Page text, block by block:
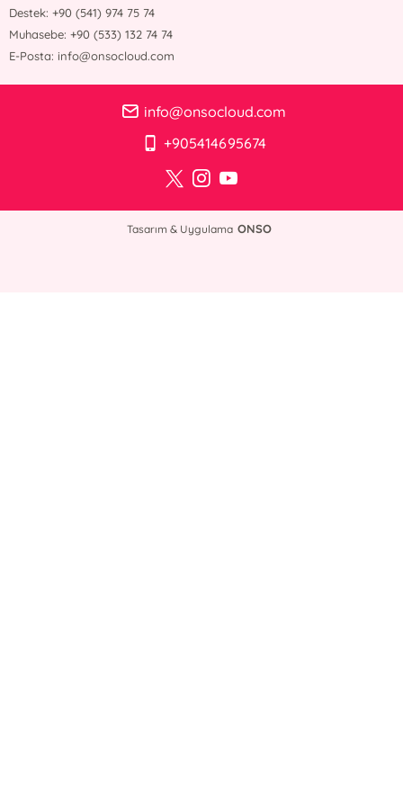
Destek: +90 (541) 974 75 74
Muhasebe: +90 (533) 132 74 74
E-Posta: info@onsocloud.com
info@onsocloud.com
+905414695674
Tasarım & Uygulama ONSO